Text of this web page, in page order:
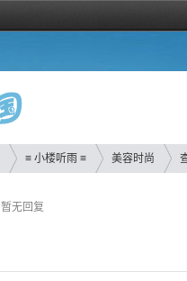
≡ 小楼听雨 ≡ 美容时尚
暂无回复